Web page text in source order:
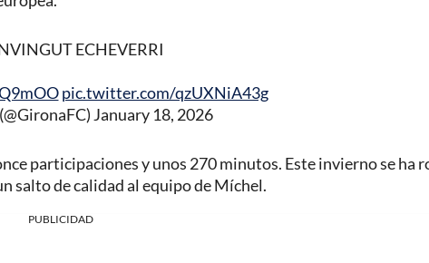
ECHEVERRI
pic.twitter.com/qzUXNiA43g
January 18, 2026
participaciones y unos 270 minutos. Este invierno se ha
salto de calidad al equipo de Míchel.
PUBLICIDAD